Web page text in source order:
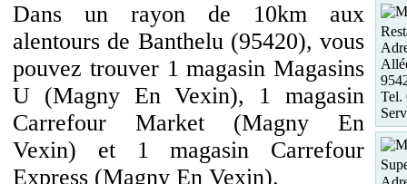
Dans un rayon de 10km aux
alentours de Banthelu (95420), vous
pouvez trouver 1 magasin Magasins
U (Magny En Vexin), 1 magasin
Carrefour Market (Magny En
Vexin) et 1 magasin Carrefour
Express (Magny En Vexin).
Tel.